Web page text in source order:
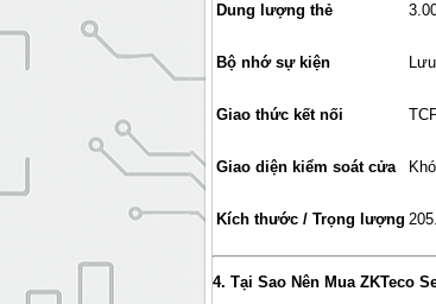
Dung lượng thẻ
Bộ nhớ sự kiện
Giao thức kết nối
Giao diện kiểm soát cửa
Kích thước / Trọng lượng
4. Tại Sao Nên Mua ZKTeco